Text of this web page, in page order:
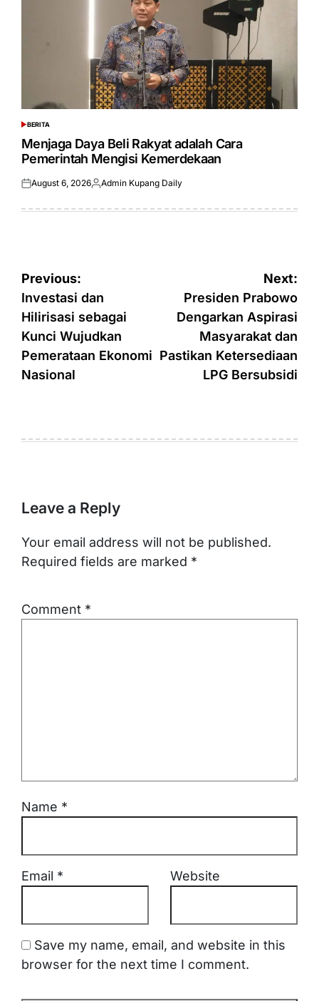
POSTED
IN
BERITA
Menjaga Daya Beli Rakyat adalah Cara
Pemerintah Mengisi Kemerdekaan
Posted
August 6, 2026Posted
Admin Kupang Daily
Post
navigation
Previous:
Investasi dan
Hilirisasi sebagai
Kunci Wujudkan
Pemerataan Ekonomi
Nasional
Next:
Presiden Prabowo
Dengarkan Aspirasi
Masyarakat dan
Pastikan Ketersediaan
LPG Bersubsidi
Leave a Reply
Your email address will not be published.
Required fields are marked *
Comment *
Name *
Email * Website
Save my name, email, and website in this
browser for the next time I comment.